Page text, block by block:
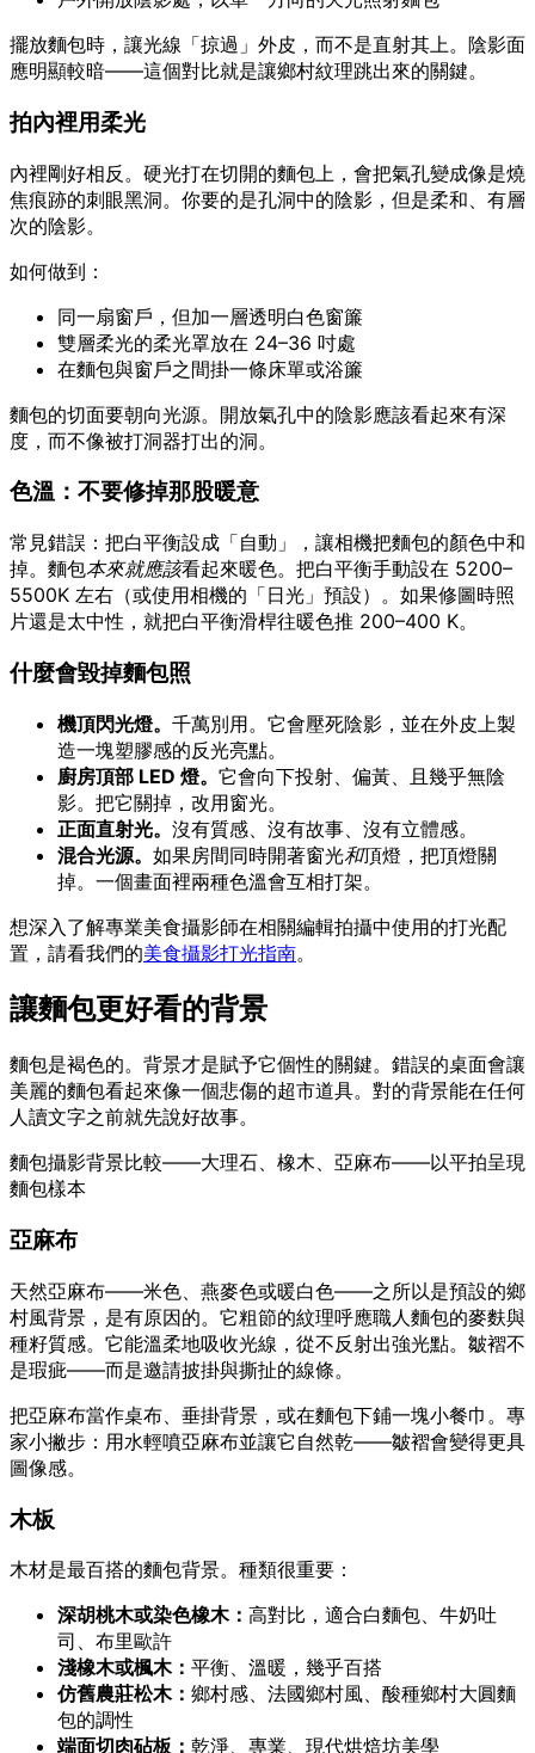
擺放麵包時，讓光線「掠過」外皮，而不是直射其上。陰影面
應明顯較暗——這個對比就是讓鄉村紋理跳出來的關鍵。
拍內裡用柔光
內裡剛好相反。硬光打在切開的麵包上，會把氣孔變成像是燒
焦痕跡的刺眼黑洞。你要的是孔洞中的陰影，但是柔和、有層
次的陰影。
如何做到：
同一扇窗戶，但加一層透明白色窗簾
雙層柔光的柔光罩放在 24–36 吋處
在麵包與窗戶之間掛一條床單或浴簾
麵包的切面要朝向光源。開放氣孔中的陰影應該看起來有深
度，而不像被打洞器打出的洞。
色溫：不要修掉那股暖意
常見錯誤：把白平衡設成「自動」，讓相機把麵包的顏色中和
掉。麵包本來就應該看起來暖色。把白平衡手動設在 5200–
5500K 左右（或使用相機的「日光」預設）。如果修圖時照
片還是太中性，就把白平衡滑桿往暖色推 200–400 K。
什麼會毀掉麵包照
機頂閃光燈。 千萬別用。它會壓死陰影，並在外皮上製
造一塊塑膠感的反光亮點。
廚房頂部 LED 燈。 它會向下投射、偏黃、且幾乎無陰
影。把它關掉，改用窗光。
正面直射光。 沒有質感、沒有故事、沒有立體感。
混合光源。 如果房間同時開著窗光和頂燈，把頂燈關
掉。一個畫面裡兩種色溫會互相打架。
想深入了解專業美食攝影師在相關編輯拍攝中使用的打光配
置，請看我們的美食攝影打光指南。
讓麵包更好看的背景
麵包是褐色的。背景才是賦予它個性的關鍵。錯誤的桌面會讓
美麗的麵包看起來像一個悲傷的超市道具。對的背景能在任何
人讀文字之前就先說好故事。
麵包攝影背景比較——大理石、橡木、亞麻布——以平拍呈現
麵包樣本
亞麻布
天然亞麻布——米色、燕麥色或暖白色——之所以是預設的鄉
村風背景，是有原因的。它粗節的紋理呼應職人麵包的麥麩與
種籽質感。它能溫柔地吸收光線，從不反射出強光點。皺褶不
是瑕疵——而是邀請披掛與撕扯的線條。
把亞麻布當作桌布、垂掛背景，或在麵包下鋪一塊小餐巾。專
家小撇步：用水輕噴亞麻布並讓它自然乾——皺褶會變得更具
圖像感。
木板
木材是最百搭的麵包背景。種類很重要：
深胡桃木或染色橡木： 高對比，適合白麵包、牛奶吐
司、布里歐許
淺橡木或楓木： 平衡、溫暖，幾乎百搭
仿舊農莊松木： 鄉村感、法國鄉村風、酸種鄉村大圓麵
包的調性
端面切肉砧板： 乾淨、專業、現代烘焙坊美學